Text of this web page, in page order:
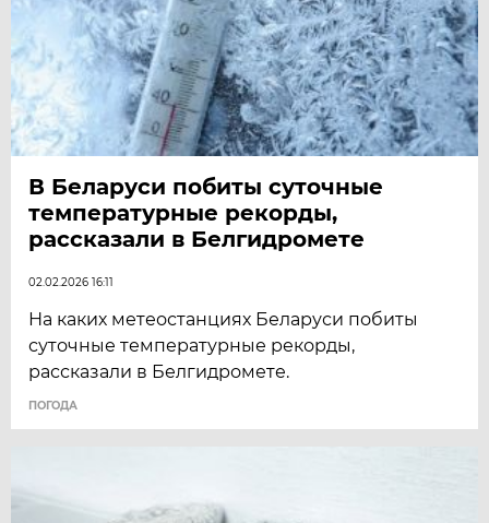
В Беларуси побиты суточные
температурные рекорды,
рассказали в Белгидромете
02.02.2026 16:11
На каких метеостанциях Беларуси побиты
суточные температурные рекорды,
рассказали в Белгидромете.
ПОГОДА